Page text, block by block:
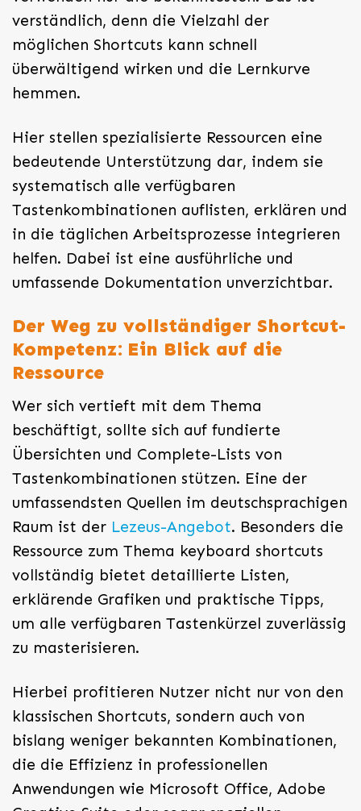
verständlich, denn die Vielzahl der
möglichen Shortcuts kann schnell
überwältigend wirken und die Lernkurve
hemmen.
Hier stellen spezialisierte Ressourcen eine
bedeutende Unterstützung dar, indem sie
systematisch alle verfügbaren
Tastenkombinationen auflisten, erklären und
in die täglichen Arbeitsprozesse integrieren
helfen. Dabei ist eine ausführliche und
umfassende Dokumentation unverzichtbar.
Der Weg zu vollständiger Shortcut-
Kompetenz: Ein Blick auf die
Ressource
Wer sich vertieft mit dem Thema
beschäftigt, sollte sich auf fundierte
Übersichten und Complete-Lists von
Tastenkombinationen stützen. Eine der
umfassendsten Quellen im deutschsprachigen
Raum ist der Lezeus-Angebot. Besonders die
Ressource zum Thema keyboard shortcuts
vollständig bietet detaillierte Listen,
erklärende Grafiken und praktische Tipps,
um alle verfügbaren Tastenkürzel zuverlässig
zu masterisieren.
Hierbei profitieren Nutzer nicht nur von den
klassischen Shortcuts, sondern auch von
bislang weniger bekannten Kombinationen,
die die Effizienz in professionellen
Anwendungen wie Microsoft Office, Adobe